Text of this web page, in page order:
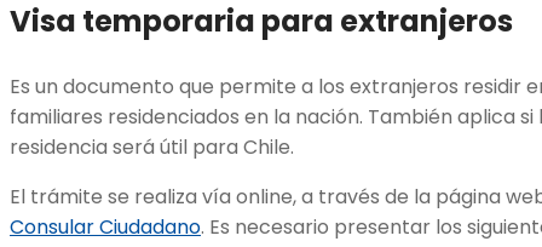
Visa temporaria para extranjeros
Es un documento que permite a los extranjeros residir
familiares residenciados en la nación. También aplica
residencia será útil para Chile.
El trámite se realiza vía online, a través de la página
Consular Ciudadano. Es necesario presentar los